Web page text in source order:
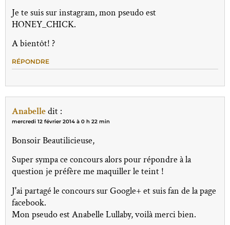
Je te suis sur instagram, mon pseudo est
HONEY_CHICK.
A bientôt! ?
RÉPONDRE
Anabelledit :
mercredi 12 février 2014 à 0 h 22 min
Bonsoir Beautilicieuse,
Super sympa ce concours alors pour répondre à la
question je préfère me maquiller le teint !
J'ai partagé le concours sur Google+ et suis fan de la page
facebook.
Mon pseudo est Anabelle Lullaby, voilà merci bien.